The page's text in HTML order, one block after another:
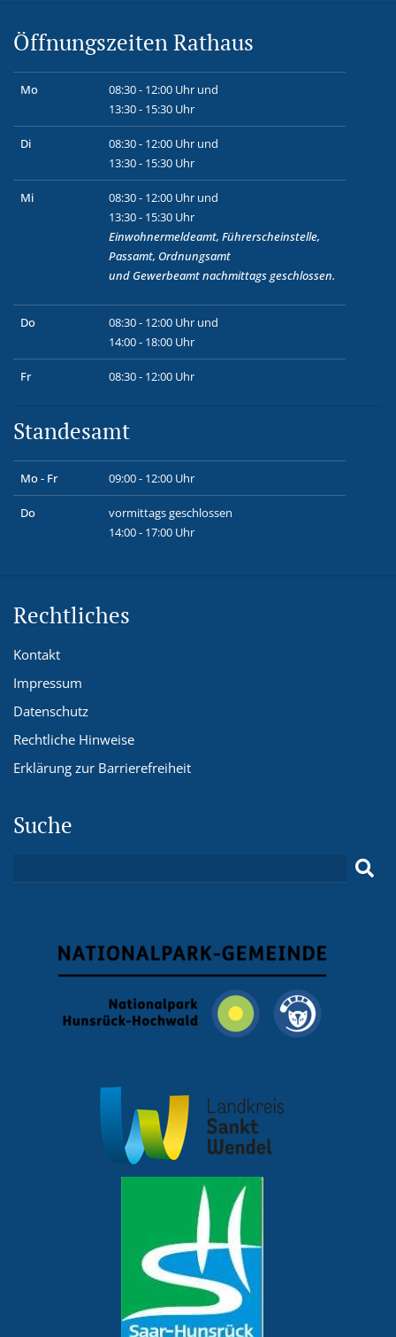
Öffnungszeiten Rathaus
Mo
08:30 - 12:00 Uhr und
13:30 - 15:30 Uhr
Di
08:30 - 12:00 Uhr und
13:30 - 15:30 Uhr
Mi
08:30 - 12:00 Uhr und
13:30 - 15:30 Uhr
Einwohnermeldeamt, Führerscheinstelle,
Passamt, Ordnungsamt
und Gewerbeamtnachmittags geschlossen.
Do
08:30 - 12:00 Uhr und
14:00 - 18:00 Uhr
Fr 08:30 - 12:00 Uhr
Standesamt
Mo - Fr 09:00 - 12:00 Uhr
Do
vormittags geschlossen
14:00 - 17:00 Uhr
Rechtliches
Kontakt
Impressum
Datenschutz
Rechtliche Hinweise
Erklärung zur Barrierefreiheit
Suche